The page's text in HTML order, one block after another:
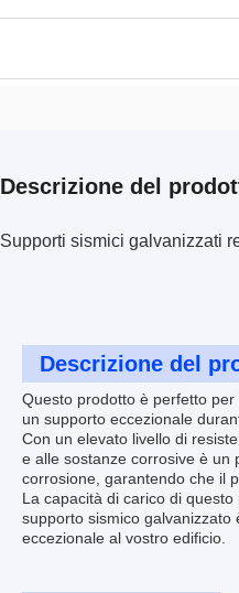
Descrizione del
Supporti sismici galvanizzati
Descrizione del
Questo prodotto è perfetto
un supporto eccezionale
Con un elevato livello di
e alle sostanze corrosive è un
corrosione, garantendo che il
La capacità di carico di
supporto sismico
eccezionale al vostro edificio.